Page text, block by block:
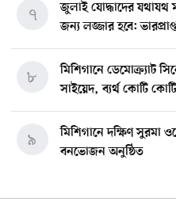
জুলাই যোদ্ধাদের যথাযথ
জন্য লজ্জার হবে: ভারপ্রাপ্ত
৭
মিশিগানে ডেমোক্র্যাট
সাইয়েদ, ব্যর্থ কোটি
৮
মিশিগানে দক্ষিণ সুরমা
বনভোজন অনুষ্ঠিত
৯
বিশ্বজুড়ে কূটনৈতিক
১০